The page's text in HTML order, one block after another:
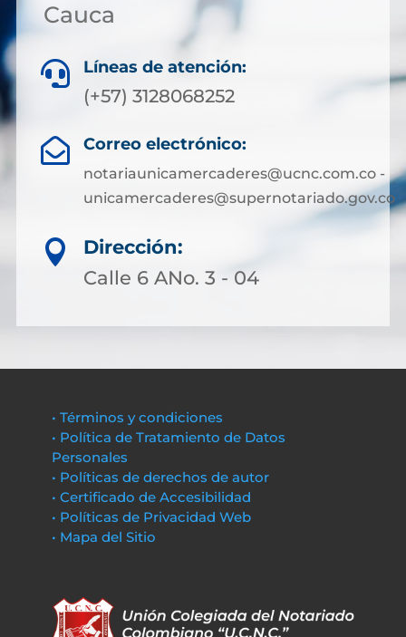
Cauca
 Líneas de atención:
(+57) 3128068252
 Correo electrónico:
notariaunicamercaderes@ucnc.com.co -
unicamercaderes@supernotariado.gov.co

Dirección:
Calle 6 ANo. 3 - 04
• Términos y condiciones
• Política de Tratamiento de Datos
Personales
• Políticas de derechos de autor
• Certificado de Accesibilidad
• Políticas de Privacidad Web
• Mapa del Sitio